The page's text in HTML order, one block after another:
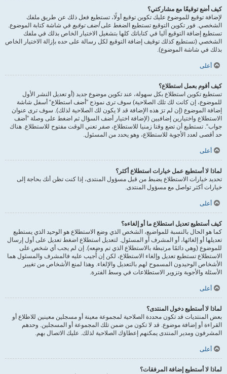
كيف أضع توقيعًا مع مشاركتي؟
لإضافة توقيع للموضوع عليك تكوين توقيع أولًا، تستطيع فعل ذلك عن طريق ملفك
الشخصي. فور تكوين التوقيع تستطيع الضغط علىأضف توقيع في شاشة كتابة الموضوع.
تستطيع إضافة التوقيع آليا في كتاباتك كلها بتشغيل الاختيار الخاص بذلك في ملفك
الشخصي (تستطيع كذلك توقيف إضافة التوقيع لكل رسالة على حده بإزالة الاختيار الخاص
بذلك في شاشة الموضوع).
أعلى
كيف أقوم بعمل استطلاع؟
تستطيع تكوين استطلاع بكل سهولة، عند تكوين موضوع جديد (أو تعديل النشر الأول
للموضوع، إن كانت لك تلك الصلاحية) سوف ترى نموذج ”أضف استطلاع“ أسفل شاشة
إضافة الموضوع (إن لم ترَ هذه الإضافة قد لا يكون لك الصلاحية لذلك). سوف ترى عنوان
الاستطلاع واختيارين إضافيين (لإضافة اختيار أضف السؤال ثم اضغط على وصلة ”أضف
جواب“. تستطيع أن تضع وقتا زمنيا للاستطلاع، صفر تعني الوقت مفتوح للاستطلاع. هناك
حد أقصى لعدد الأجوبة للاستطلاع، وهو يحدد من المسئول.
أعلى
لماذا لا أستطيع عمل خيارات استطلاع أكثر؟
تحديد خيارات الاستطلاع يضبط من قبل مسؤول المنتدى، إذا كنت تظن أنك بحاجة إلى
خيارات أكثر تواصل مع مسؤول المنتدى.
أعلى
كيف أستطيع تعديل استطلاع ما أو إلغاءه؟
كما هو الحال بالنسبة للمواضيع، الشخص الذي وضع الاستطلاع هو الوحيد الذي يستطيع
تعديلها أو إلغائها، أو المشرف أو المسئول. لتعديل استطلاع اضغط تعديل على أول إرسال
للموضوع (وهي دائمًا مرتبطة بالاستطلاع الذي تم وضعه). إن لم يجب أي شخص على
الاستطلاع تستطيع تعديل وإلغاء الاستطلاع، لكن إن أُجيب عليه فالمشرف والمسئول هما
الأشخاص الوحيدون المسموح لهم بالتعديل والإلغاء. وهذا لمنع الأشخاص من تغيير
الأسئلة والأجوبة وتزوير الاستطلاعات في وسط الفترة.
أعلى
لماذا لا أستطيع دخول المنتدى؟
بعض المنتديات قد تكون محددة الصلاحية لمجموعة معينة أو مسجلين معينين للاطلاع أو
القراءة أو إضافة موضوع. قد لا تكون من ضمن تلك المجموعة أو المسجلين. وحدهم
المشرفون ومدير المنتدى يمكنهم إعطاؤك الصلاحية لذلك. عليك الاتصال بهم.
أعلى
لماذا لا أستطيع إضافة المرفقات؟